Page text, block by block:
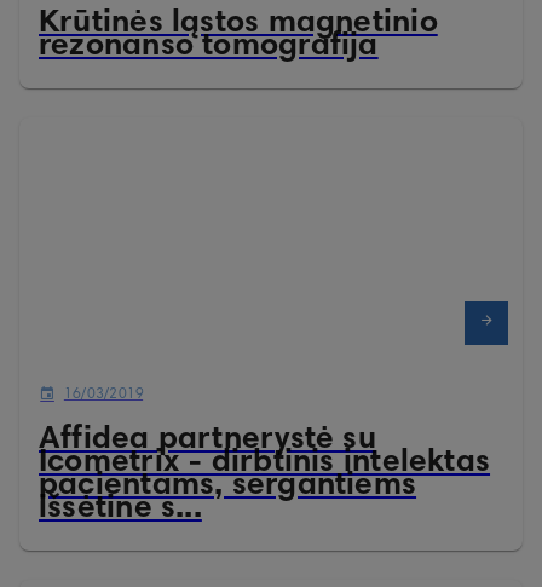
Krūtinės ląstos magnetinio
rezonanso tomografija
16/03/2019
Affidea partnerystė su
Icometrix - dirbtinis intelektas
pacientams, sergantiems
išsėtine s...